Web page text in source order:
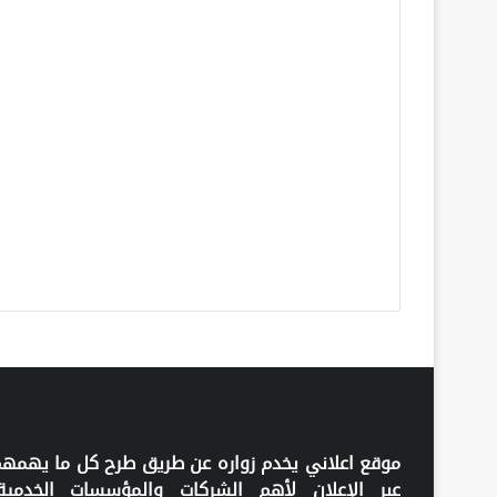
موقع اعلاني يخدم زواره عن طريق طرح كل ما
عبر الإعلان لأهم الشركات والمؤسسات